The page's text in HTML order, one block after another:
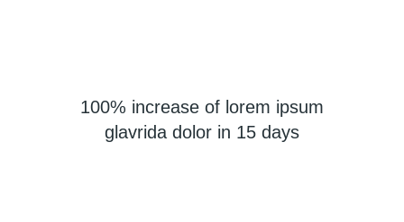
100% increase of lorem ipsum
glavrida dolor in 15 days